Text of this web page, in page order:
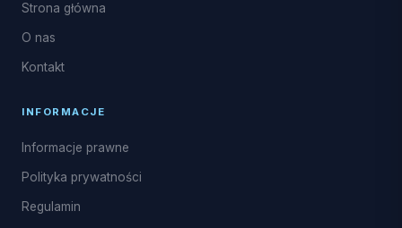
Strona główna
O nas
Kontakt
INFORMACJE
Informacje prawne
Polityka prywatności
Regulamin